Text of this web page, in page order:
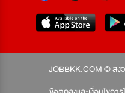
JOBBKK.COM © สง